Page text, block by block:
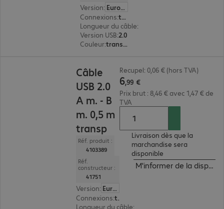
Version:
Europe
Connexions: type A | type B
Longueur du câble:
Version USB:2.0
Couleur: transparent
Câble
USB 2.0
A m. - B
m. 0,5 m
transp
Réf. produit :
4103389
Réf.
constructeur :
41751
Version:
Europe
Connexions: type A | type B
Longueur du câble:
Recupel: 0,06 € (hors TVA)
6,99 €
Prix brut : 8,46 € avec 1,47 € de
TVA
Livraison dès que la
marchandise sera
disponible
M'informer de la